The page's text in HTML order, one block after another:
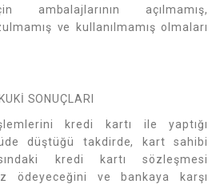
ambalajlarının açılmamış,
ve kullanılmamış olmaları
SONUÇLARI
kredi kartı ile yaptığı
düştüğü takdirde, kart sahibi
kredi kartı sözleşmesi
ödeyeceğini ve bankaya karşı